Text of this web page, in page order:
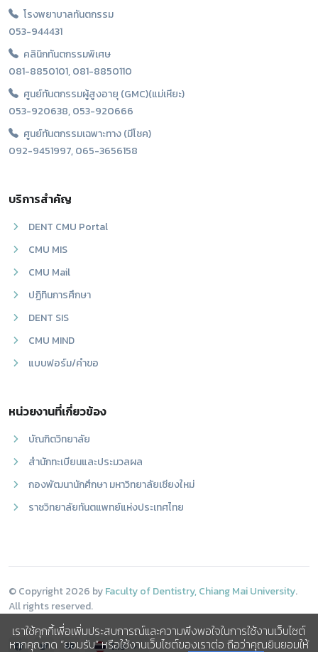
โรงพยาบาลทันตกรรม
053-944431
คลินิกทันตกรรมพิเศษ
081-8850101, 081-8850110
ศูนย์ทันตกรรมผู้สูงอายุ (GMC)(แม่เหียะ)
053-920638, 053-920666
ศูนย์ทันตกรรมเฉพาะทาง (มีโชค)
092-9451997, 065-3656158
บริการสำคัญ
DENT CMU Portal
CMU MIS
CMU Mail
ปฏิทินการศึกษา
DENT SIS
CMU MIND
แบบฟอร์ม/คำขอ
หน่วยงานที่เกี่ยวข้อง
บัณฑิตวิทยาลัย
สำนักทะเบียนและประมวลผล
กองพัฒนานักศึกษา มหาวิทยาลัยเชียงใหม่
ราชวิทยาลัยทันตแพทย์แห่งประเทศไทย
© Copyright 2026 byFaculty of Dentistry, Chiang Mai University.
All rights reserved.
ไทย
เราใช้คุกกี้เพื่อเพิ่มประสบการณ์และความพึงพอใจในการใช้งานเว็บไซต์
หากคุณกด “ยอมรับ” หรือใช้งานเว็บไซต์ของเราต่อ ถือว่าคุณยินยอมให้